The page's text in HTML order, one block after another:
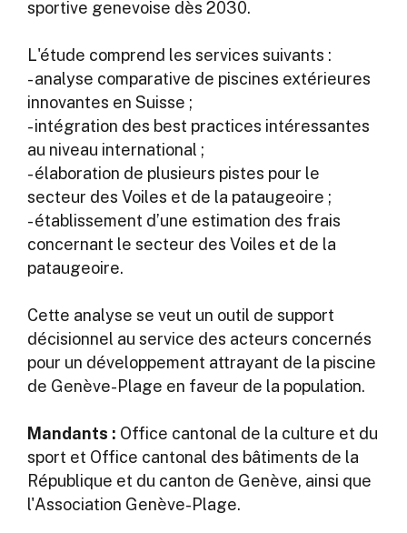
sportive genevoise dès 2030.
L'étude comprend les services suivants :
- analyse comparative de piscines extérieures
innovantes en Suisse ;
- intégration des best practices intéressantes
au niveau international ;
- élaboration de plusieurs pistes pour le
secteur des Voiles et de la pataugeoire ;
- établissement d’une estimation des frais
concernant le secteur des Voiles et de la
pataugeoire.
Cette analyse se veut un outil de support
décisionnel au service des acteurs concernés
pour un développement attrayant de la piscine
de Genève-Plage en faveur de la population.
Mandants : Office cantonal de la culture et du
sport et Office cantonal des bâtiments de la
République et du canton de Genève, ainsi que
l'Association Genève-Plage.